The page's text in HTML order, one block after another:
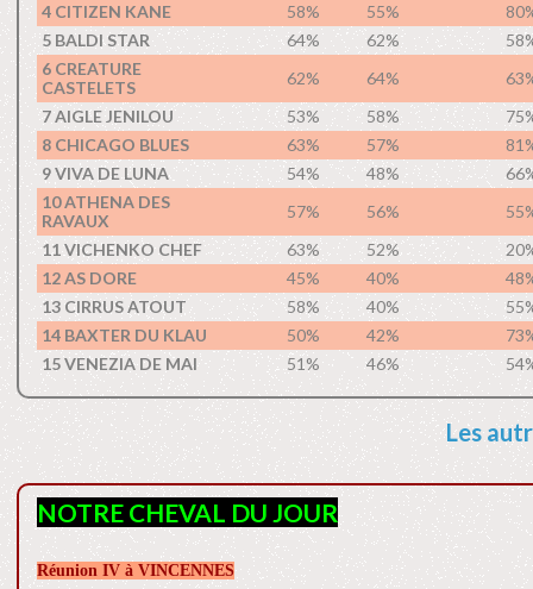
4 CITIZEN KANE
58% 55%
5 BALDI STAR
64% 62%
6 CREATURE
CASTELETS
62% 64%
7 AIGLE JENILOU
53% 58%
8 CHICAGO BLUES
63% 57%
9 VIVA DE LUNA
54% 48%
10 ATHENA DES
RAVAUX
57% 56%
11 VICHENKO CHEF
63% 52%
12 AS DORE
45% 40%
13 CIRRUS ATOUT
58% 40%
14 BAXTER DU KLAU
50% 42%
15 VENEZIA DE MAI
51% 46%
Les
NOTRE CHEVAL DU JOUR
Réunion IV à VINCENNES